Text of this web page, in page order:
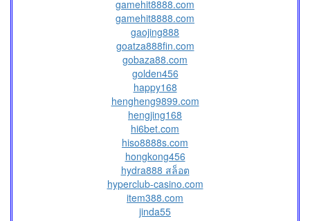
gamehit8888.com
gamehit8888.com
gaojing888
goatza888fin.com
gobaza88.com
golden456
happy168
hengheng9899.com
hengjing168
hi6bet.com
hiso8888s.com
hongkong456
hydra888 สล็อต
hyperclub-casino.com
item388.com
jinda55